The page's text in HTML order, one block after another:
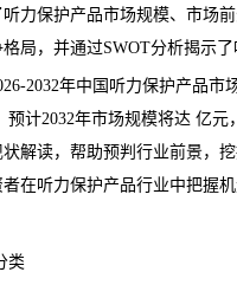
力保护产品市场规模、市场
局，并通过SWOT分析揭示
2032年中国听力保护产品市
计2032年市场规模将达 亿
解读，帮助预判行业前景，
在听力保护产品行业中把握
类